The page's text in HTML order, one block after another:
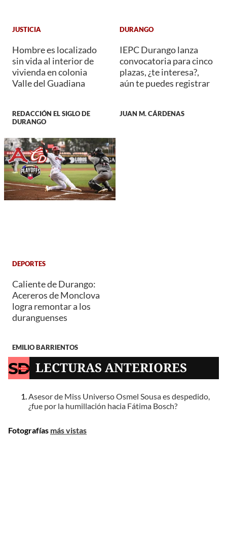
JUSTICIA
Hombre es localizado
sin vida al interior de
vivienda en colonia
Valle del Guadiana
REDACCIÓN EL SIGLO DE
DURANGO
DURANGO
IEPC Durango lanza
convocatoria para cinco
plazas, ¿te interesa?,
aún te puedes registrar
JUAN M. CÁRDENAS
DEPORTES
Caliente de Durango:
Acereros de Monclova
logra remontar a los
duranguenses
EMILIO BARRIENTOS
LECTURAS ANTERIORES
Asesor de Miss Universo Osmel Sousa es despedido,
¿fue por la humillación hacia Fátima Bosch?
Fotografías más vistas